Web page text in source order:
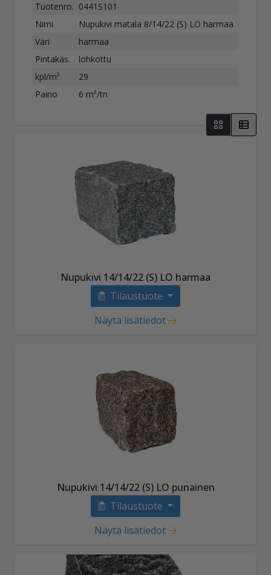
Tuotenro. 0441S101
Nimi
Nupukivi matala 8/14/22 (S) LO harmaa
Väri
harmaa
Pintakäs.
lohkottu
kpl/m²
29
Paino
6 m²/tn
Nupukivi 14/14/22 (S) LO harmaa
Tilaustuote
Näytä lisätiedot
Nupukivi 14/14/22 (S) LO punainen
Tilaustuote
Näytä lisätiedot